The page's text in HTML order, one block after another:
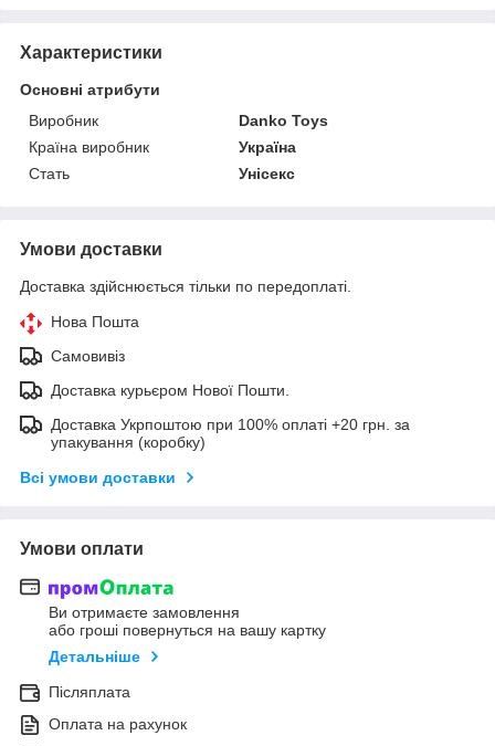
Характеристики
Основні атрибути
Виробник
Danko Toys
Країна виробник
Україна
Стать
Унісекс
Умови доставки
Доставка здійснюється тільки по передоплаті.
Нова Пошта
Самовивіз
Доставка курьєром Нової Пошти.
Доставка Укрпоштою при 100% оплаті +20 грн. за
упакування (коробку)
Всі умови доставки
Умови оплати
Ви отримаєте замовлення
або гроші повернуться на вашу картку
Детальніше
Післяплата
Оплата на рахунок